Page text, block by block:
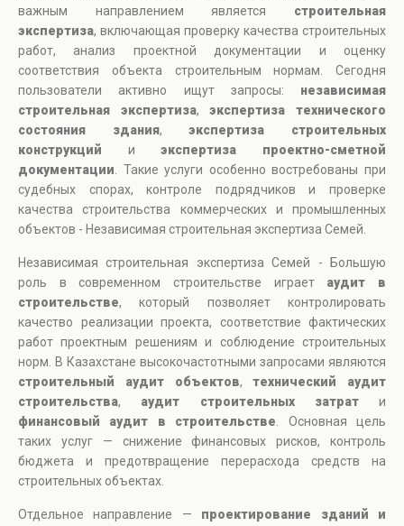
важным направлением является строительная
экспертиза, включающая проверку качества строительных
работ, анализ проектной документации и оценку
соответствия объекта строительным нормам. Сегодня
пользователи активно ищут запросы: независимая
строительная экспертиза,экспертиза технического
состояния здания,экспертиза строительных
конструкций иэкспертиза проектно-сметной
документации . Такие услуги особенно востребованы при
судебных спорах, контроле подрядчиков и проверке
качества строительства коммерческих и промышленных
объектов - Независимая строительная экспертиза Семей.
Независимая строительная экспертиза Семей - Большую
роль в современном строительстве играет аудит в
строительстве, который позволяет контролировать
качество реализации проекта, соответствие фактических
работ проектным решениям и соблюдение строительных
норм. В Казахстане высокочастотными запросами являются
строительный аудит объектов,технический аудит
строительства, аудит строительных затрати
финансовый аудит в строительстве . Основная цель
таких услуг — снижение финансовых рисков, контроль
бюджета и предотвращение перерасхода средств на
строительных объектах.
Отдельное направление — проектирование зданий и